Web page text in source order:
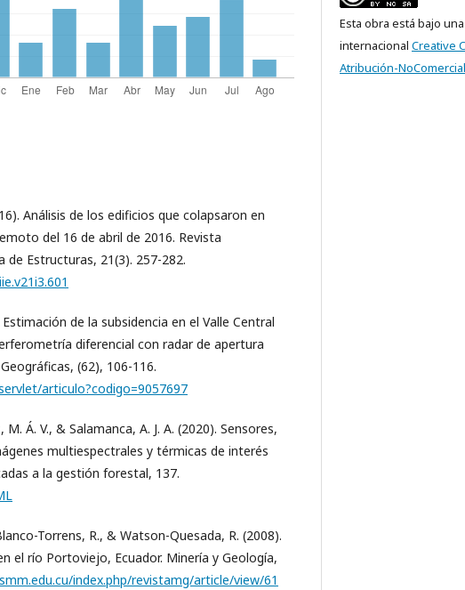
Análisis de los edificios que colapsaron en
del 16 de abril de 2016. Revista
Estructuras, 21(3). 257-282.
de la subsidencia en el Valle Central
diferencial con radar de apertura
(62), 106-116.
articulo?codigo=9057697
Á. V., & Salamanca, A. J. A. (2020). Sensores,
multiespectrales y térmicas de interés
a la gestión forestal, 137.
Torrens, R., & Watson-Quesada, R. (2008).
el río Portoviejo, Ecuador. Minería y Geología,
index.php/revistamg/article/view/61
Esta obra está bajo
internacional Creative
Atribución-